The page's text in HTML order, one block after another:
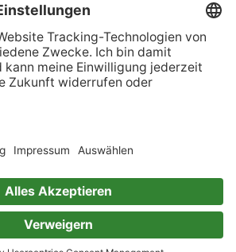
Data
ein gutes Buch